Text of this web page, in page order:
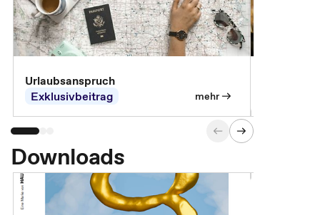
Urlaubsanspruch
Exklusivbeitrag
mehr
Downloads